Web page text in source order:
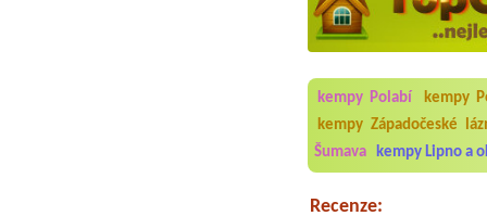
kempy Polabí kempy
kempy Západočeské
Šumava
kempy Lipno a
Recenze:
Byli jsme zde v týdnu od
utěrky, což při množství
velice zklamalo byl
jak na pouti- z každého
Jana*****
super. Restaurace s